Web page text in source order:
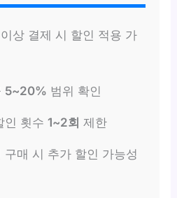
이상 결제 시 할인 적용 가
5~20% 범위 확인
인 횟수 1~2회 제한
구매 시 추가 할인 가능성